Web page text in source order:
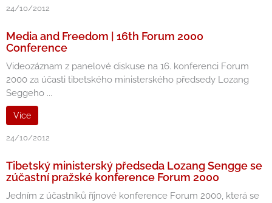
24/10/2012
Media and Freedom | 16th Forum 2000
Conference
Videozáznam z panelové diskuse na 16. konferenci Forum
2000 za účasti tibetského ministerského předsedy Lozang
Seggeho ...
Více
24/10/2012
Tibetský ministerský předseda Lozang Sengge se
zúčastní pražské konference Forum 2000
Jedním z účastníků říjnové konference Forum 2000, která se